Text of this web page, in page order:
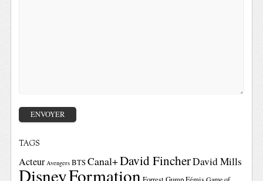
TAGS
Acteur Avengers BTSCanal+David FincherDavid Mills
DisneyFormation